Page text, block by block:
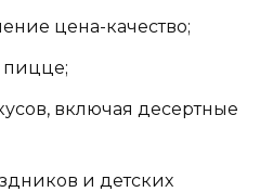
цена-качество;
пицце;
включая десертные
и детских